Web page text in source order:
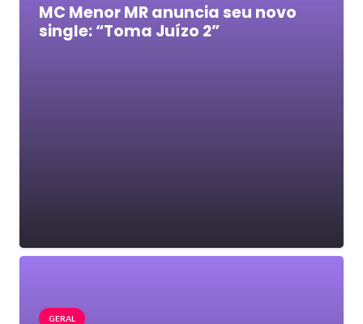
MC Menor MR anuncia seu novo
single: “Toma Juízo 2”
GERAL